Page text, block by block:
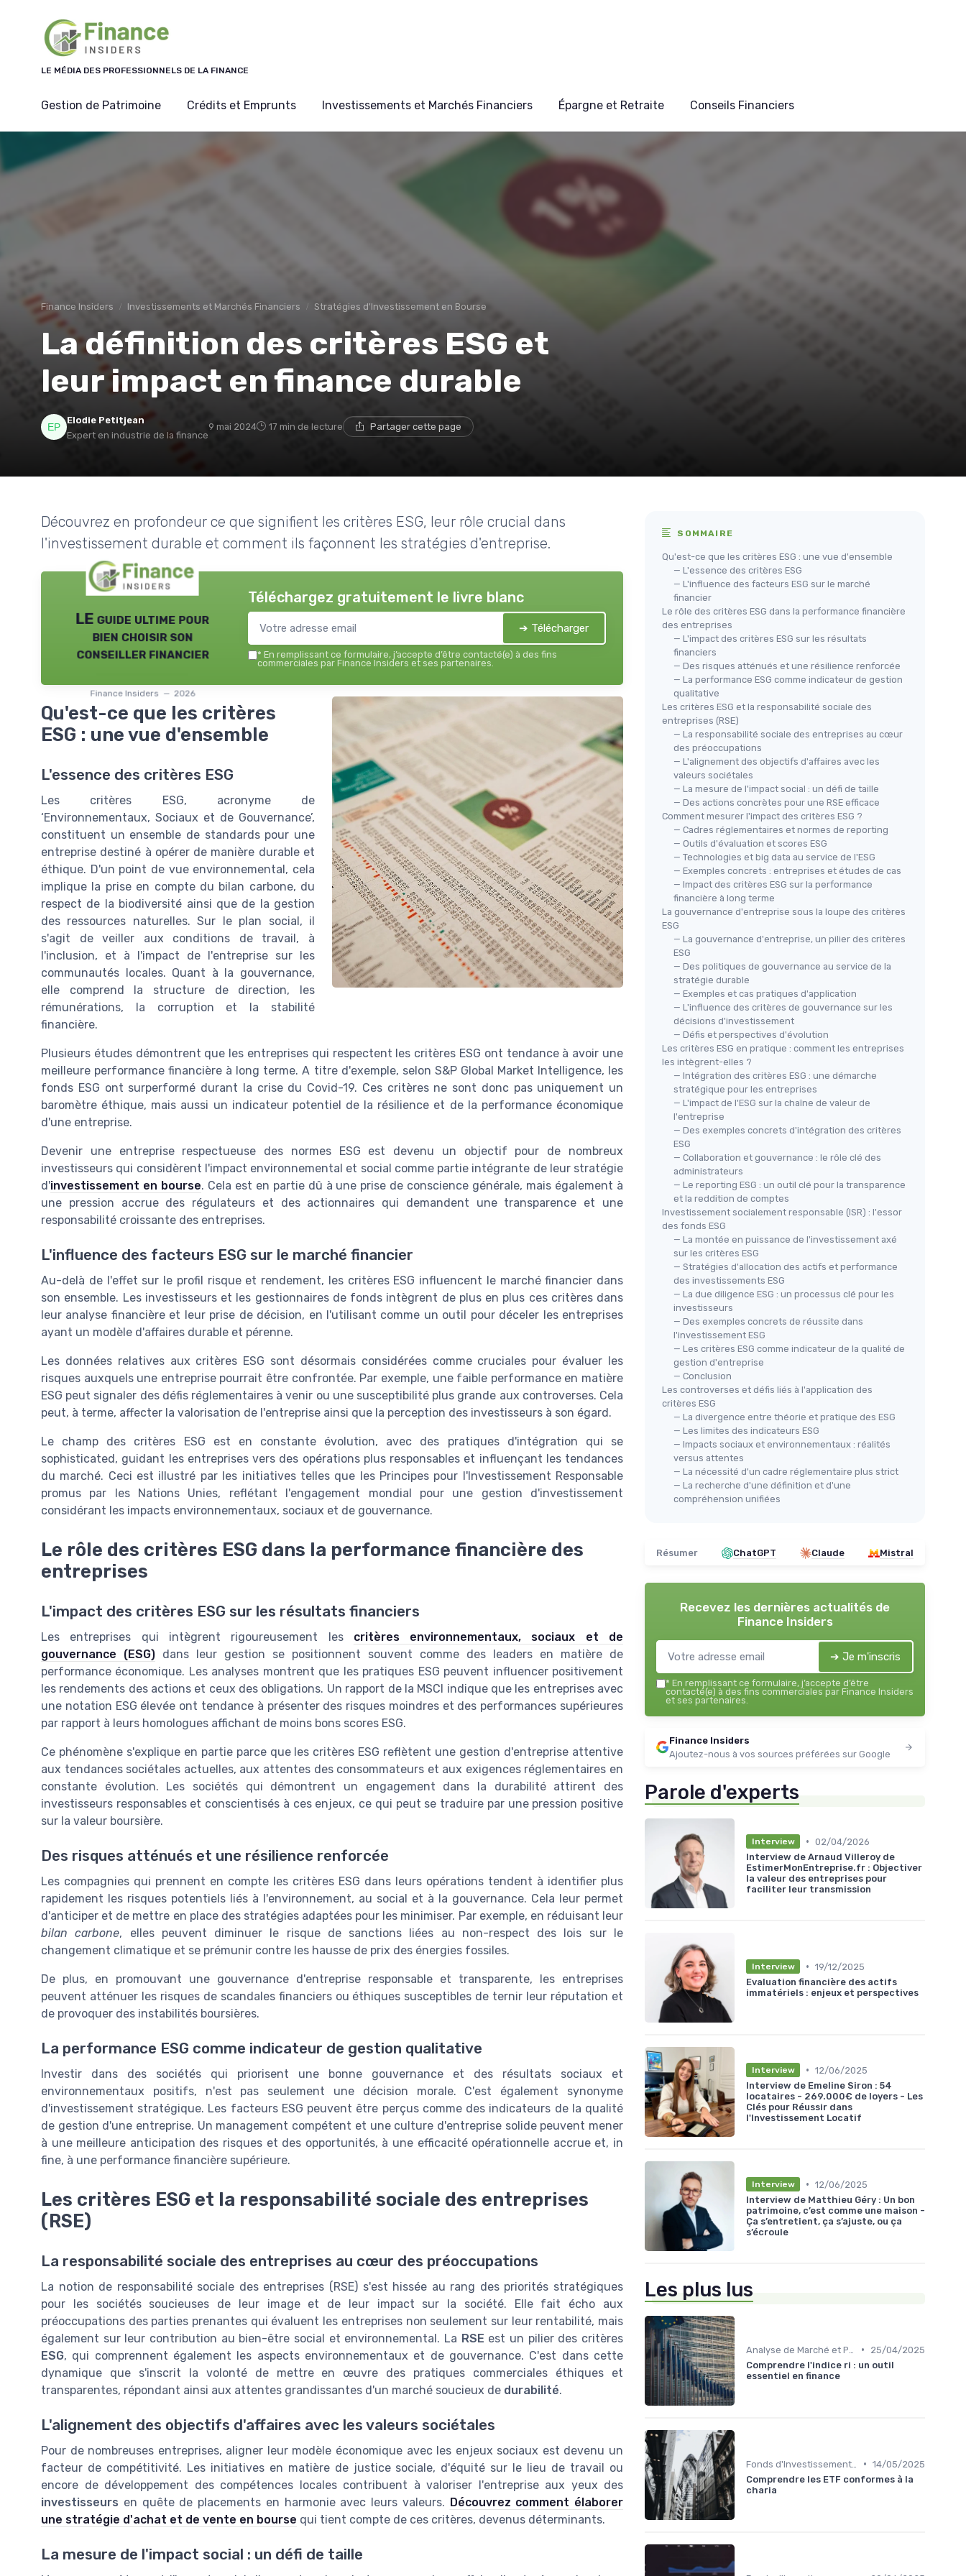
LE MÉDIA DES PROFESSIONNELS DE LA FINANCE
Gestion de Patrimoine Crédits et Emprunts Investissements et Marchés Financiers Épargne et Retraite Conseils Financiers
Finance Insiders Investissements et Marchés Financiers Stratégies d'Investissement en Bourse
La définition des critères ESG et
leur impact en finance durable
Elodie Petitjean
Expert en industrie de la finance
9 mai 2024 17 min de lecture Partager cette page
Découvrez en profondeur ce que signifient les critères ESG, leur rôle crucial dans
l'investissement durable et comment ils façonnent les stratégies d'entreprise.
LE guide ultime pour
bien choisir son
conseiller financier
Finance Insiders — 2026
Téléchargez gratuitement le livre blanc
➔ Télécharger
* En remplissant ce formulaire, j’accepte d’être contacté(e) à des fins
commerciales par Finance Insiders et ses partenaires.
Qu'est-ce que les critères
ESG : une vue d'ensemble
L'essence des critères ESG
Les critères ESG, acronyme de
‘Environnementaux, Sociaux et de Gouvernance’,
constituent un ensemble de standards pour une
entreprise destiné à opérer de manière durable et
éthique. D'un point de vue environnemental, cela
implique la prise en compte du bilan carbone, du
respect de la biodiversité ainsi que de la gestion
des ressources naturelles. Sur le plan social, il
s'agit de veiller aux conditions de travail, à
l'inclusion, et à l'impact de l'entreprise sur les
communautés locales. Quant à la gouvernance,
elle comprend la structure de direction, les
rémunérations, la corruption et la stabilité
financière.
Plusieurs études démontrent que les entreprises qui respectent les critères ESG ont tendance à avoir une
meilleure performance financière à long terme. A titre d'exemple, selon S&P Global Market Intelligence, les
fonds ESG ont surperformé durant la crise du Covid-19. Ces critères ne sont donc pas uniquement un
baromètre éthique, mais aussi un indicateur potentiel de la résilience et de la performance économique
d'une entreprise.
Devenir une entreprise respectueuse des normes ESG est devenu un objectif pour de nombreux
investisseurs qui considèrent l'impact environnemental et social comme partie intégrante de leur stratégie
d'investissement en bourse. Cela est en partie dû à une prise de conscience générale, mais également à
une pression accrue des régulateurs et des actionnaires qui demandent une transparence et une
responsabilité croissante des entreprises.
L'influence des facteurs ESG sur le marché financier
Au-delà de l'effet sur le profil risque et rendement, les critères ESG influencent le marché financier dans
son ensemble. Les investisseurs et les gestionnaires de fonds intègrent de plus en plus ces critères dans
leur analyse financière et leur prise de décision, en l'utilisant comme un outil pour déceler les entreprises
ayant un modèle d'affaires durable et pérenne.
Les données relatives aux critères ESG sont désormais considérées comme cruciales pour évaluer les
risques auxquels une entreprise pourrait être confrontée. Par exemple, une faible performance en matière
ESG peut signaler des défis réglementaires à venir ou une susceptibilité plus grande aux controverses. Cela
peut, à terme, affecter la valorisation de l'entreprise ainsi que la perception des investisseurs à son égard.
Le champ des critères ESG est en constante évolution, avec des pratiques d'intégration qui se
sophisticated, guidant les entreprises vers des opérations plus responsables et influençant les tendances
du marché. Ceci est illustré par les initiatives telles que les Principes pour l'Investissement Responsable
promus par les Nations Unies, reflétant l'engagement mondial pour une gestion d'investissement
considérant les impacts environnementaux, sociaux et de gouvernance.
Le rôle des critères ESG dans la performance financière des
entreprises
L'impact des critères ESG sur les résultats financiers
Les entreprises qui intègrent rigoureusement les critères environnementaux, sociaux et de
gouvernance (ESG) dans leur gestion se positionnent souvent comme des leaders en matière de
performance économique. Les analyses montrent que les pratiques ESG peuvent influencer positivement
les rendements des actions et ceux des obligations. Un rapport de la MSCI indique que les entreprises avec
une notation ESG élevée ont tendance à présenter des risques moindres et des performances supérieures
par rapport à leurs homologues affichant de moins bons scores ESG.
Ce phénomène s'explique en partie parce que les critères ESG reflètent une gestion d'entreprise attentive
aux tendances sociétales actuelles, aux attentes des consommateurs et aux exigences réglementaires en
constante évolution. Les sociétés qui démontrent un engagement dans la durabilité attirent des
investisseurs responsables et conscientisés à ces enjeux, ce qui peut se traduire par une pression positive
sur la valeur boursière.
Des risques atténués et une résilience renforcée
Les compagnies qui prennent en compte les critères ESG dans leurs opérations tendent à identifier plus
rapidement les risques potentiels liés à l'environnement, au social et à la gouvernance. Cela leur permet
d'anticiper et de mettre en place des stratégies adaptées pour les minimiser. Par exemple, en réduisant leur
bilan carbone, elles peuvent diminuer le risque de sanctions liées au non-respect des lois sur le
changement climatique et se prémunir contre les hausse de prix des énergies fossiles.
De plus, en promouvant une gouvernance d'entreprise responsable et transparente, les entreprises
peuvent atténuer les risques de scandales financiers ou éthiques susceptibles de ternir leur réputation et
de provoquer des instabilités boursières.
La performance ESG comme indicateur de gestion qualitative
Investir dans des sociétés qui priorisent une bonne gouvernance et des résultats sociaux et
environnementaux positifs, n'est pas seulement une décision morale. C'est également synonyme
d'investissement stratégique. Les facteurs ESG peuvent être perçus comme des indicateurs de la qualité
de gestion d'une entreprise. Un management compétent et une culture d'entreprise solide peuvent mener
à une meilleure anticipation des risques et des opportunités, à une efficacité opérationnelle accrue et, in
fine, à une performance financière supérieure.
Les critères ESG et la responsabilité sociale des entreprises
(RSE)
La responsabilité sociale des entreprises au cœur des préoccupations
La notion de responsabilité sociale des entreprises (RSE) s'est hissée au rang des priorités stratégiques
pour les sociétés soucieuses de leur image et de leur impact sur la société. Elle fait écho aux
préoccupations des parties prenantes qui évaluent les entreprises non seulement sur leur rentabilité, mais
également sur leur contribution au bien-être social et environnemental. La RSE est un pilier des critères
ESG, qui comprennent également les aspects environnementaux et de gouvernance. C'est dans cette
dynamique que s'inscrit la volonté de mettre en œuvre des pratiques commerciales éthiques et
transparentes, répondant ainsi aux attentes grandissantes d'un marché soucieux de durabilité.
L'alignement des objectifs d'affaires avec les valeurs sociétales
Pour de nombreuses entreprises, aligner leur modèle économique avec les enjeux sociaux est devenu un
facteur de compétitivité. Les initiatives en matière de justice sociale, d'équité sur le lieu de travail ou
encore de développement des compétences locales contribuent à valoriser l'entreprise aux yeux des
investisseurs en quête de placements en harmonie avec leurs valeurs. Découvrez comment élaborer
une stratégie d'achat et de vente en bourse qui tient compte de ces critères, devenus déterminants.
La mesure de l'impact social : un défi de taille
SOMMAIRE
Qu'est-ce que les critères ESG : une vue d'ensemble
— L'essence des critères ESG
— L'influence des facteurs ESG sur le marché
financier
Le rôle des critères ESG dans la performance financière
des entreprises
— L'impact des critères ESG sur les résultats
financiers
— Des risques atténués et une résilience renforcée
— La performance ESG comme indicateur de gestion
qualitative
Les critères ESG et la responsabilité sociale des
entreprises (RSE)
— La responsabilité sociale des entreprises au cœur
des préoccupations
— L'alignement des objectifs d'affaires avec les
valeurs sociétales
— La mesure de l'impact social : un défi de taille
— Des actions concrètes pour une RSE efficace
Comment mesurer l'impact des critères ESG ?
— Cadres réglementaires et normes de reporting
— Outils d'évaluation et scores ESG
— Technologies et big data au service de l'ESG
— Exemples concrets : entreprises et études de cas
— Impact des critères ESG sur la performance
financière à long terme
La gouvernance d'entreprise sous la loupe des critères
ESG
— La gouvernance d'entreprise, un pilier des critères
ESG
— Des politiques de gouvernance au service de la
stratégie durable
— Exemples et cas pratiques d'application
— L'influence des critères de gouvernance sur les
décisions d'investissement
— Défis et perspectives d'évolution
Les critères ESG en pratique : comment les entreprises
les intègrent-elles ?
— Intégration des critères ESG : une démarche
stratégique pour les entreprises
— L'impact de l'ESG sur la chaîne de valeur de
l'entreprise
— Des exemples concrets d'intégration des critères
ESG
— Collaboration et gouvernance : le rôle clé des
administrateurs
— Le reporting ESG : un outil clé pour la transparence
et la reddition de comptes
Investissement socialement responsable (ISR) : l'essor
des fonds ESG
— La montée en puissance de l'investissement axé
sur les critères ESG
— Stratégies d'allocation des actifs et performance
des investissements ESG
— La due diligence ESG : un processus clé pour les
investisseurs
— Des exemples concrets de réussite dans
l'investissement ESG
— Les critères ESG comme indicateur de la qualité de
gestion d'entreprise
— Conclusion
Les controverses et défis liés à l'application des
critères ESG
— La divergence entre théorie et pratique des ESG
— Les limites des indicateurs ESG
— Impacts sociaux et environnementaux : réalités
versus attentes
— La nécessité d'un cadre réglementaire plus strict
— La recherche d'une définition et d'une
compréhension unifiées
Résumer ChatGPT Claude Mistral
Recevez les dernières actualités de
Finance Insiders
➔ Je m'inscris
* En remplissant ce formulaire, j’accepte d’être
contacté(e) à des fins commerciales par Finance Insiders
et ses partenaires.
Finance Insiders
Ajoutez-nous à vos sources préférées sur Google
Parole d'experts
Interview • 02/04/2026
Interview de Arnaud Villeroy de
EstimerMonEntreprise.fr : Objectiver
la valeur des entreprises pour
faciliter leur transmission
Interview • 19/12/2025
Evaluation financière des actifs
immatériels : enjeux et perspectives
Interview • 12/06/2025
Interview de Emeline Siron : 54
locataires - 269.000€ de loyers - Les
Clés pour Réussir dans
l'Investissement Locatif
Interview • 12/06/2025
Interview de Matthieu Géry : Un bon
patrimoine, c’est comme une maison -
Ça s’entretient, ça s’ajuste, ou ça
s’écroule
Les plus lus
•
25/04/2025
Comprendre l'indice ri : un outil
essentiel en finance
• 14/05/2025
Comprendre les ETF conformes à la
charia